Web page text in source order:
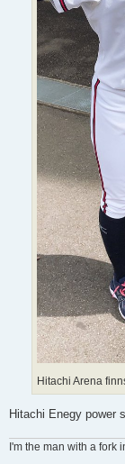
Hitachi Arena
Hitachi Enegy power
I'm the man with a fork